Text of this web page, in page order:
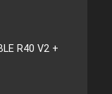
R40 V2 +